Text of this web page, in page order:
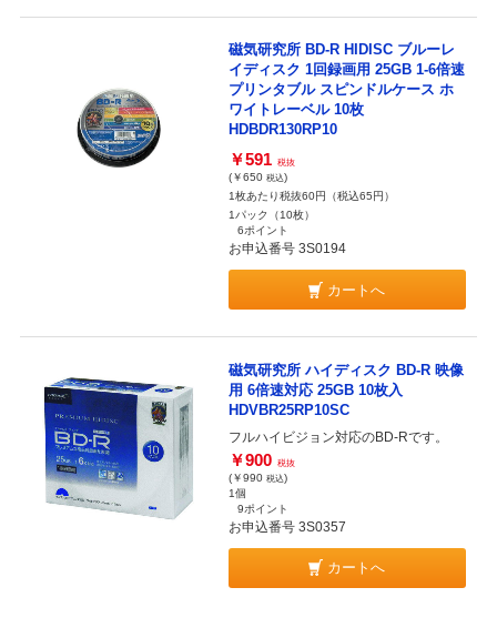
磁気研究所 BD-R HIDISC ブルーレ
イディスク 1回録画用 25GB 1-6倍速
プリンタブル スピンドルケース ホ
ワイトレーベル 10枚
HDBDR130RP10
￥591 税抜
(￥650 税込)
1枚あたり税抜60円（税込65円）
1パック（10枚）
6ポイント
お申込番号 3S0194
カートへ
磁気研究所 ハイディスク BD-R 映像
用 6倍速対応 25GB 10枚入
HDVBR25RP10SC
フルハイビジョン対応のBD-Rです。
￥900 税抜
(￥990 税込)
1個
9ポイント
お申込番号 3S0357
カートへ